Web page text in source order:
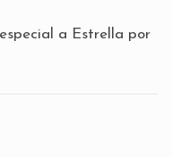
a Estrella por